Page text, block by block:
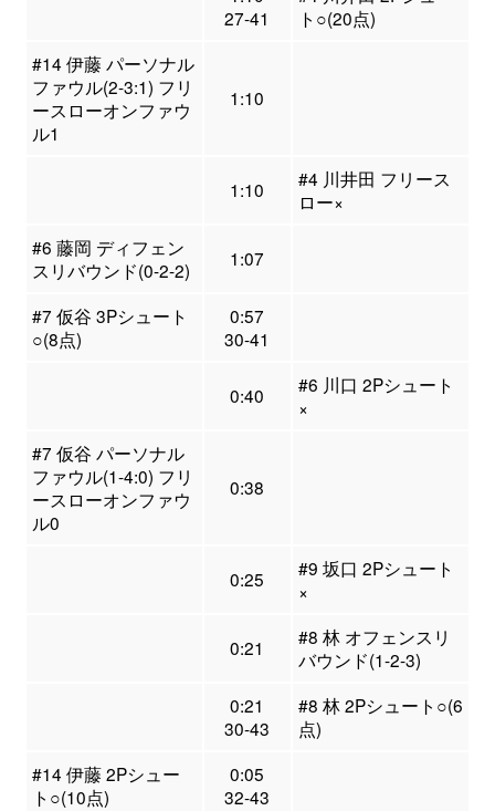
27-41
ト○(20点)
#14 伊藤 パーソナル
ファウル(2-3:1) フリ
ースローオンファウ
ル1
1:10
1:10
#4 川井田 フリース
ロー×
#6 藤岡 ディフェン
スリバウンド(0-2-2)
1:07
#7 仮谷 3Pシュート
○(8点)
0:57
30-41
0:40
#6 川口 2Pシュート
×
#7 仮谷 パーソナル
ファウル(1-4:0) フリ
ースローオンファウ
ル0
0:38
0:25
#9 坂口 2Pシュート
×
0:21
#8 林 オフェンスリ
バウンド(1-2-3)
0:21
30-43
#8 林 2Pシュート○(6
点)
#14 伊藤 2Pシュー
ト○(10点)
0:05
32-43